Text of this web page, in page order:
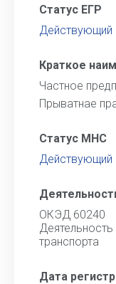
Статус ЕГР
Действующий
Краткое
Частное
Прыватнае
Статус МНС
Действующий
ОКЭД 60240
транспорта
Дата